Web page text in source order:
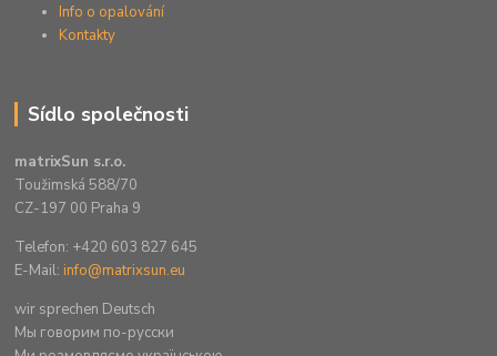
Info o opalování
Kontakty
Sídlo společnosti
matrixSun s.r.o.
Toužimská 588/70
CZ-197 00 Praha 9
Telefon: +420 603 827 645
E-Mail: info@matrixsun.eu
wir sprechen Deutsch
Mы говорим по-русски